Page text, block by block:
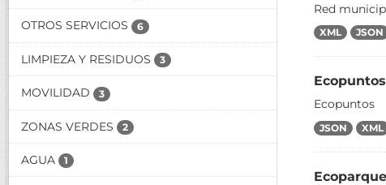
OTROS SERVICIOS 6
LIMPIEZA Y RESIDUOS 3
MOVILIDAD 3
ZONAS VERDES 2
AGUA 1
Red
XML JSON
Ecopuntos
Ecopuntos
JSON XML